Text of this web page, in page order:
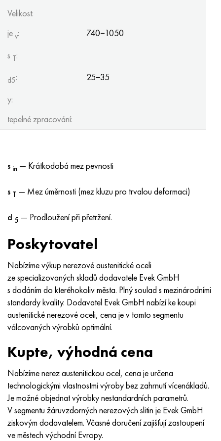
Velikost:
je v:
740−1050
s T:
d5:
25−35
y:
tepelné zpracování:
s in — Krátkodobá mez pevnosti
s T — Mez úměrnosti (mez kluzu pro trvalou deformaci)
d 5 — Prodloužení při přetržení.
Poskytovatel
Nabízíme výkup nerezové austenitické oceli
ze specializovaných skladů dodavatele Evek GmbH
s dodáním do kteréhokoliv města. Plný soulad s mezinárodními
standardy kvality. Dodavatel Evek GmbH nabízí ke koupi
austenitické nerezové oceli, cena je v tomto segmentu
válcovaných výrobků optimální.
Kupte, výhodná cena
Nabízíme nerez austenitickou ocel, cena je určena
technologickými vlastnostmi výroby bez zahrnutí vícenákladů.
Je možné objednat výrobky nestandardních parametrů.
V segmentu žáruvzdorných nerezových slitin je Evek GmbH
ziskovým dodavatelem. Včasné doručení zajišťují zastoupení
ve městech východní Evropy.